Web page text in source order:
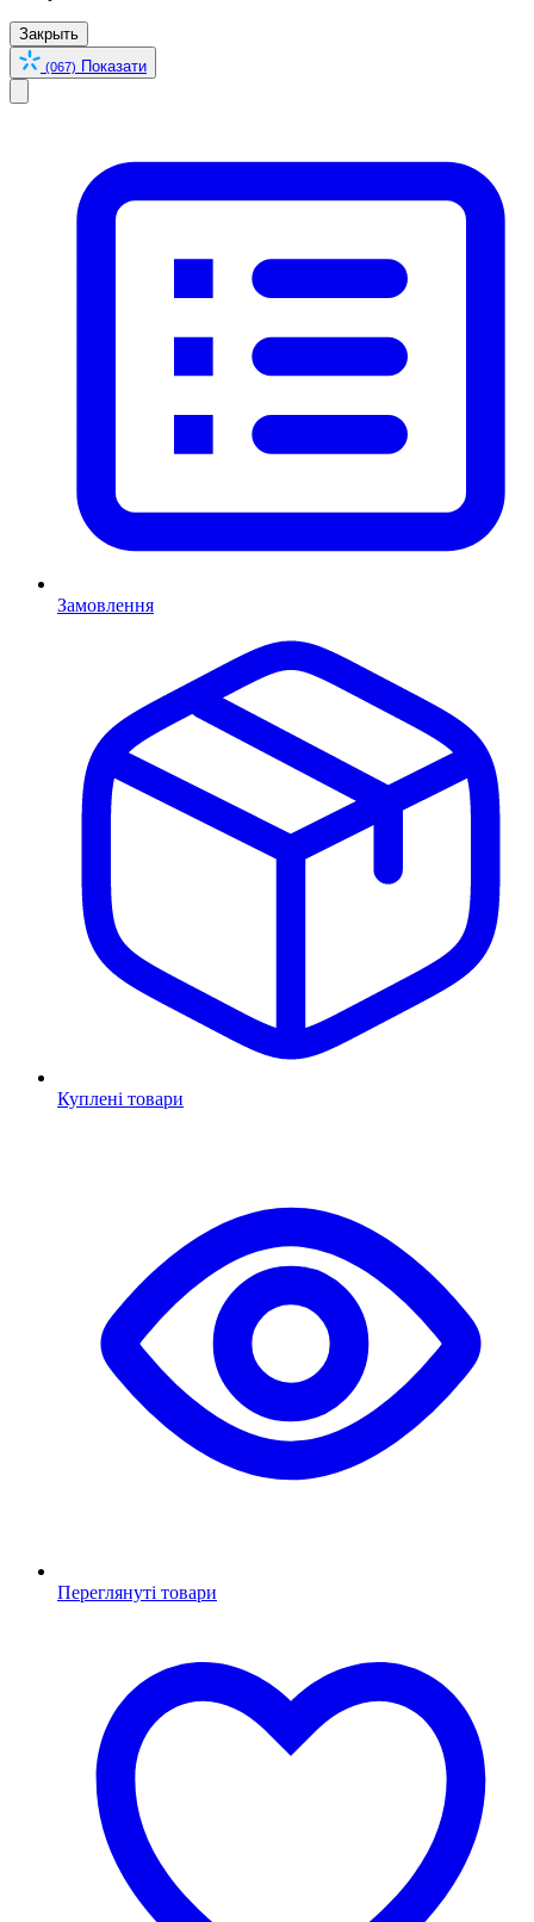
Закрыть
(067) Показати
Замовлення
Куплені товари
Переглянуті товари